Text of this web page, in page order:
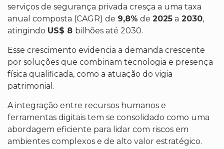
serviços de segurança privada cresça a uma taxa
anual composta (CAGR) de 9,8% de 2025 a 2030,
atingindo US$ 8 bilhões até 2030.
Esse crescimento evidencia a demanda crescente
por soluções que combinam tecnologia e presença
física qualificada, como a atuação do vigia
patrimonial.
A integração entre recursos humanos e
ferramentas digitais tem se consolidado como uma
abordagem eficiente para lidar com riscos em
ambientes complexos e de alto valor estratégico.